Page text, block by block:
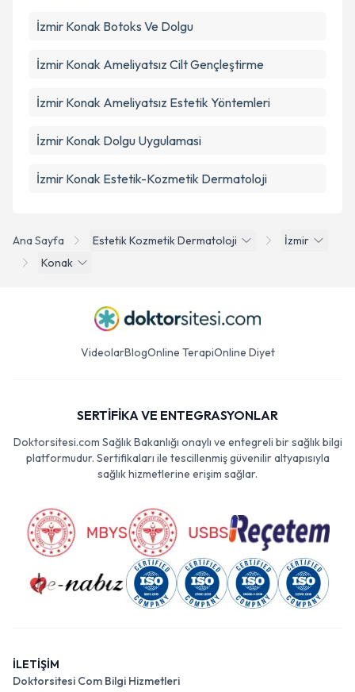
Ana Sayfa Estetik Kozmetik Dermatoloji
İzmir
Konak
İzmir Konak Botoks Ve Dolgu
İzmir Konak Ameliyatsız Cilt Gençleştirme
İzmir Konak Ameliyatsız Estetik Yöntemleri
İzmir Konak Dolgu Uygulamasi
İzmir Konak Estetik-Kozmetik Dermatoloji
VideolarBlogOnline TerapiOnline Diyet
SERTİFİKA VE ENTEGRASYONLAR
Doktorsitesi.com Sağlık Bakanlığı onaylı ve entegreli bir sağlık bilgi
platformudur. Sertifikaları ile tescillenmiş güvenilir altyapısıyla
sağlık hizmetlerine erişim sağlar.
İLETİŞİM
Doktorsitesi Com Bilgi Hizmetleri